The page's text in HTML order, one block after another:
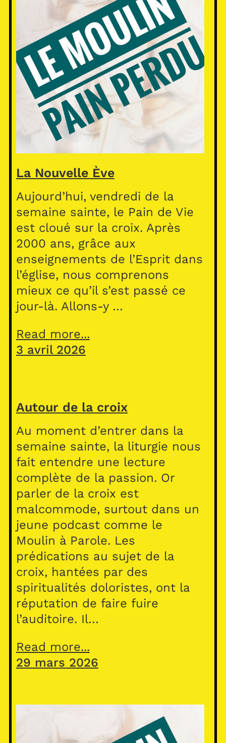
La Nouvelle Ève
Aujourd’hui, vendredi de la
semaine sainte, le Pain de Vie
est cloué sur la croix. Après
2000 ans, grâce aux
enseignements de l’Esprit dans
l’église, nous comprenons
mieux ce qu’il s’est passé ce
jour-là. Allons-y …
Read more...
3 avril 2026
Autour de la croix
Au moment d’entrer dans la
semaine sainte, la liturgie nous
fait entendre une lecture
complète de la passion. Or
parler de la croix est
malcommode, surtout dans un
jeune podcast comme le
Moulin à Parole. Les
prédications au sujet de la
croix, hantées par des
spiritualités doloristes, ont la
réputation de faire fuire
l’auditoire. Il…
Read more...
29 mars 2026